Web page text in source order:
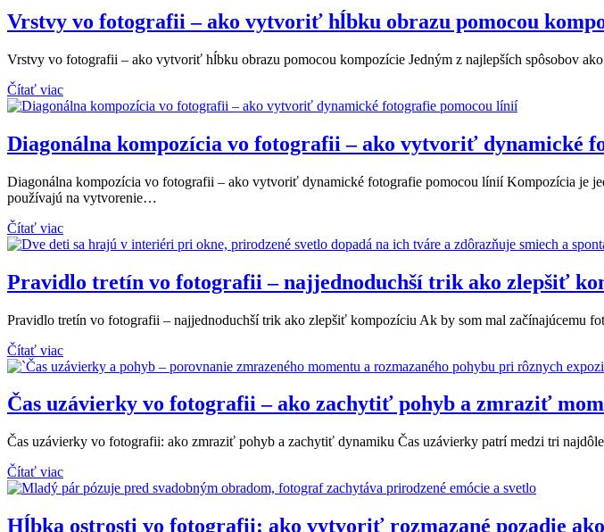
Vrstvy vo fotografii – ako vytvoriť hĺbku obrazu pomocou
Vrstvy vo fotografii – ako vytvoriť hĺbku obrazu pomocou kompozície Jedným z najlepších spôsobov
Čítať viac
Diagonálna kompozícia vo fotografii – ako vytvoriť dynamické
Diagonálna kompozícia vo fotografii – ako vytvoriť dynamické fotografie pomocou línií Kompozícia je
používajú na vytvorenie…
Čítať viac
Pravidlo tretín vo fotografii – najjednoduchší trik ako zlepšiť
Pravidlo tretín vo fotografii – najjednoduchší trik ako zlepšiť kompozíciu Ak by som mal začínajúcemu
Čítať viac
Čas uzávierky vo fotografii – ako zachytiť pohyb a zmraziť
Čas uzávierky vo fotografii: ako zmraziť pohyb a zachytiť dynamiku Čas uzávierky patrí medzi tri
Čítať viac
Hĺbka ostrosti vo fotografii: ako vytvoriť rozmazané pozadie